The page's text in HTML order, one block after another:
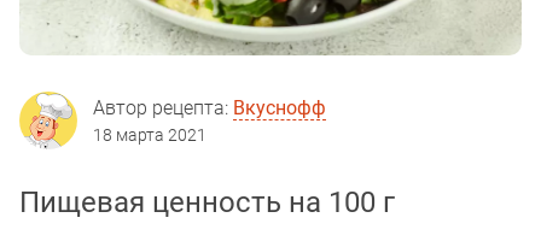
Автор рецепта: Вкуснофф
18 марта 2021
Пищевая ценность на 100 г